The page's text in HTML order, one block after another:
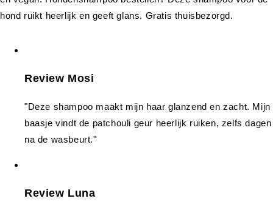
Review Mosi
"Deze shampoo maakt mijn haar glanzend en zacht. Mijn
baasje vindt de patchouli geur heerlijk ruiken, zelfs dagen
na de wasbeurt."
Review Luna